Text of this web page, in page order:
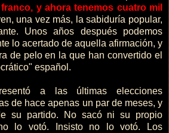
y ahora tenemos cuatro mil
una vez más, la sabiduría popular,
Unos años después podemos
lo acertado de aquella afirmación, y
de pelo en la que han convertido el
español.
a las últimas elecciones
de hace apenas un par de meses, y
su partido. No sacó ni su propio
lo votó. Insisto no lo votó. Los